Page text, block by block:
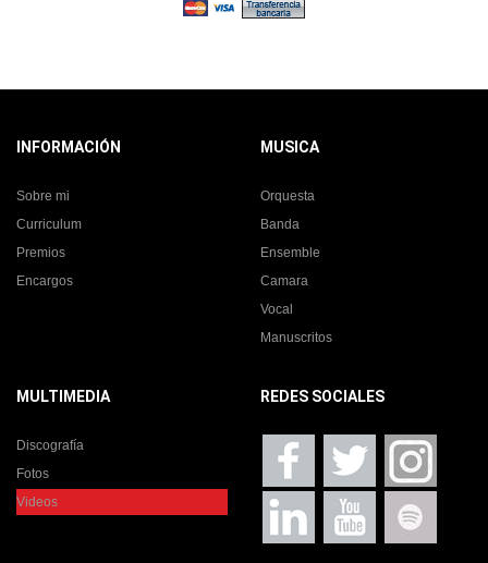
INFORMACIÓN
Sobre mi
Curriculum
Premios
Encargos
MUSICA
Orquesta
Banda
Ensemble
Camara
Vocal
Manuscritos
MULTIMEDIA
Discografía
Fotos
Videos
REDES SOCIALES